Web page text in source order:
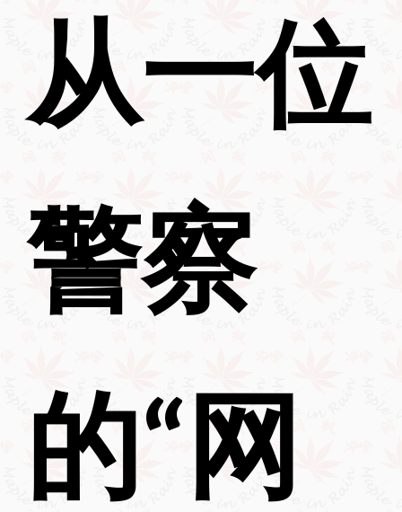
从一位
警察
的“网